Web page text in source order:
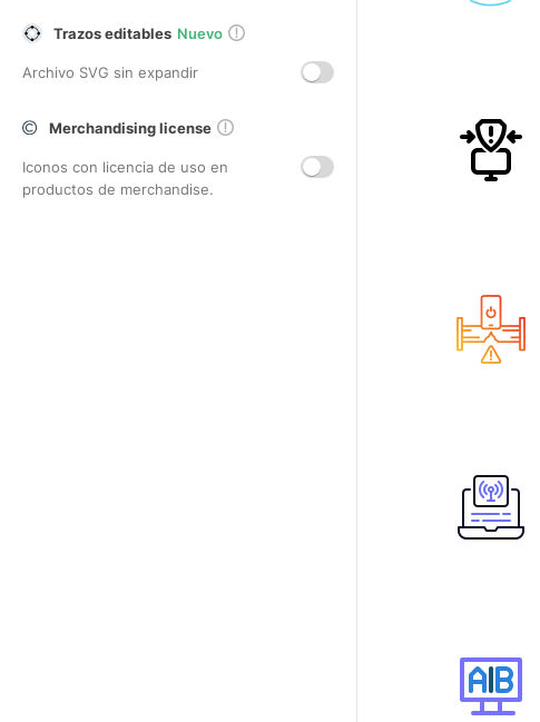
Trazos editables Nuevo
Archivo SVG sin expandir
Merchandising license
Iconos con licencia de uso en
productos de merchandise.